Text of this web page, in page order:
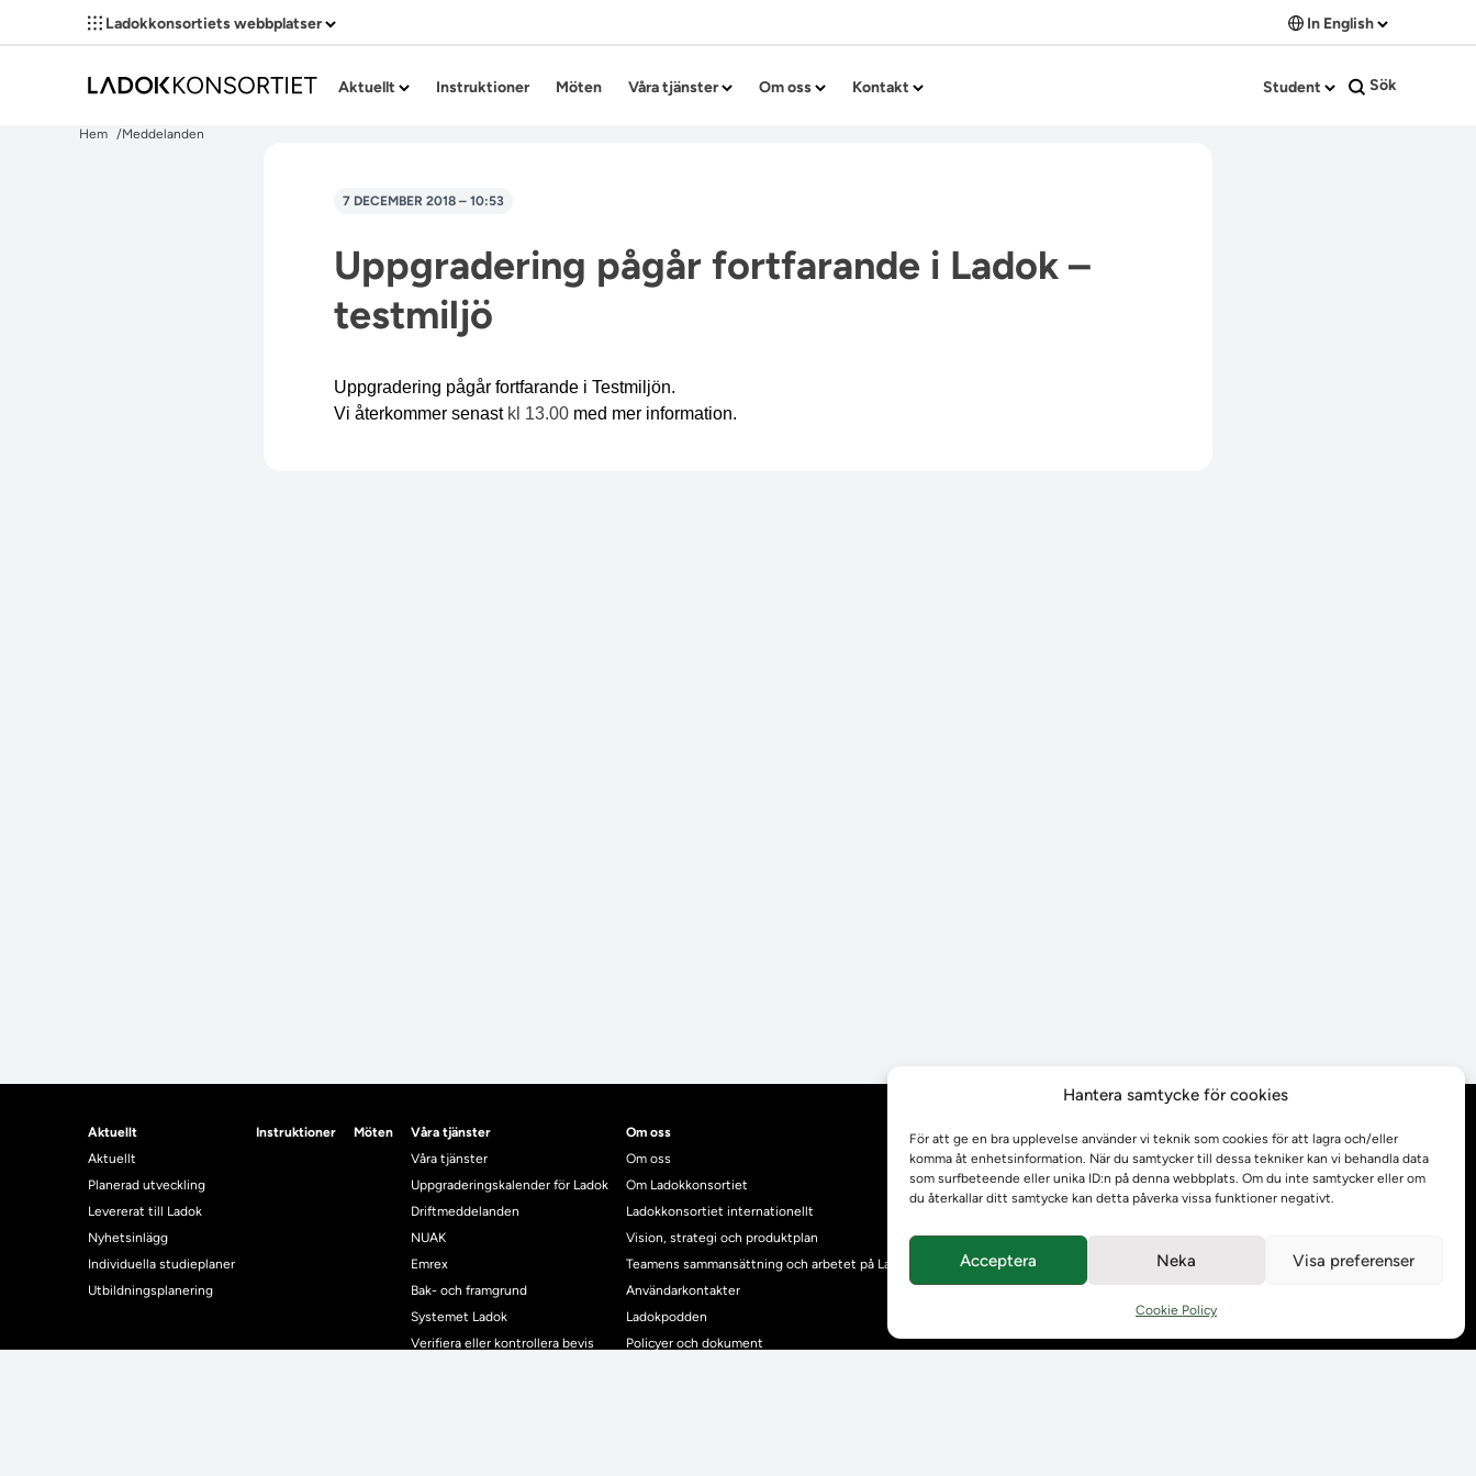
Hantera samtycke för cookies
För att ge en bra upplevelse använder vi teknik som cookies för att lagra och/eller
komma åt enhetsinformation. När du samtycker till dessa tekniker kan vi behandla data
som surfbeteende eller unika ID:n på denna webbplats. Om du inte samtycker eller om
du återkallar ditt samtycke kan detta påverka vissa funktioner negativt.
Acceptera Neka Visa preferenser
Cookie Policy
Ladokkonsortiets webbplatser In English
Aktuellt Instruktioner Möten Våra tjänster Om oss Kontakt Student Sök
Hem Meddelanden
7 DECEMBER 2018 – 10:53
Uppgradering pågår fortfarande i Ladok –
testmiljö
Uppgradering pågår fortfarande i Testmiljön.
Vi återkommer senast kl 13.00 med mer information.
Aktuellt
Aktuellt
Planerad utveckling
Levererat till Ladok
Nyhetsinlägg
Individuella studieplaner
Utbildningsplanering
Instruktioner Möten
Våra tjänster
Våra tjänster
Uppgraderingskalender för Ladok
Driftmeddelanden
NUAK
Emrex
Bak- och framgrund
Systemet Ladok
Verifiera eller kontrollera bevis
Om oss
Om oss
Om Ladokkonsortiet
Ladokkonsortiet internationellt
Vision, strategi och produktplan
Teamens sammansättning och arbetet på Ladokkonsortiet
Användarkontakter
Ladokpodden
Policyer och dokument
Behandling av
personuppgifter
Prenumerera på våra